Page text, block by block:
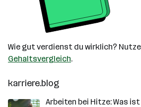
Wie gut verdienst du wirklich?
Gehaltsvergleich.
karriere.blog
Arbeiten bei Hitze: Was